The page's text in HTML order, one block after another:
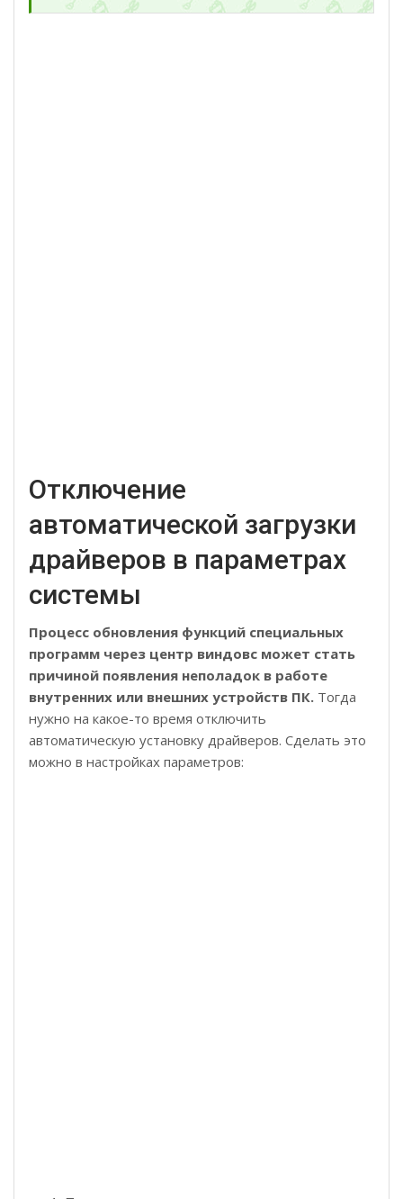
Отключение
автоматической загрузки
драйверов в параметрах
системы
Процесс обновления функций специальных
программ через центр виндовс может стать
причиной появления неполадок в работе
внутренних или внешних устройств ПК. Тогда
нужно на какое-то время отключить
автоматическую установку драйверов. Сделать это
можно в настройках параметров: